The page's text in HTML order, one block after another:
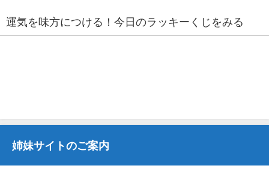
運気を味方につける！今日のラッキーくじをみる
姉妹サイトのご案内